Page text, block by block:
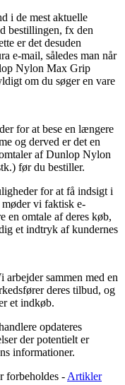
i de mest aktuelle
bestillingen, fx den
er det desuden
e-mail, således man når
Nylon Max Grip
om du søger en vare
for at bese en længere
og derved er det en
af Dunlop Nylon
før du bestiller.
for at få indsigt i
vi faktisk e-
en omtale af deres køb,
et indtryk af kundernes
sammen med en
deres tilbud, og
et indkøb.
opdateres
der potentielt er
informationer.
forbeholdes - Artikler